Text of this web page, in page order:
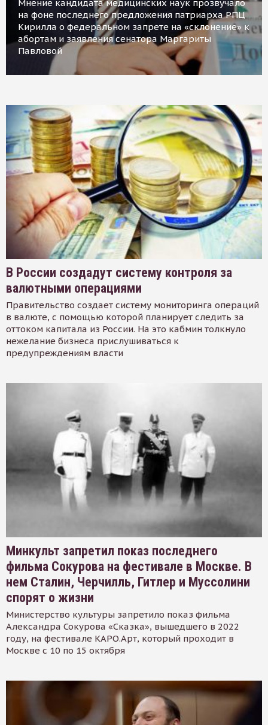
Мнение кандидата медицинских наук прозвучало
на фоне последнего предложения патриарха РПЦ
Кирилла о федеральном запрете на «склонение» к
абортам и заявления сенатора Маргариты
Павловой
В России создадут систему контроля за
валютными операциями
Правительство создает систему мониторинга операций
в валюте, с помощью которой планирует следить за
оттоком капитала из России. На это кабмин толкнуло
нежелание бизнеса прислушиваться к
предупреждениям власти
Минкульт запретил показ последнего
фильма Сокурова на фестивале в Москве. В
нем Сталин, Черчилль, Гитлер и Муссолини
спорят о жизни
Министерство культуры запретило показ фильма
Александра Сокурова «Сказка», вышедшего в 2022
году, на фестивале КАРО.Арт, который проходит в
Москве с 10 по 15 октября